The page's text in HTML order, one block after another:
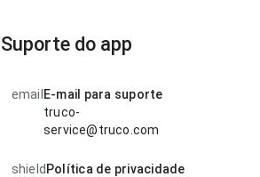
Suporte do app
email E-mail para suporte
truco-
service@truco.com
shield Política de privacidade